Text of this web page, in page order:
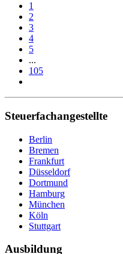
1
2
3
4
5
...
105
Steuerfachangestellte
Berlin
Bremen
Frankfurt
Düsseldorf
Dortmund
Hamburg
München
Köln
Stuttgart
Ausbildung